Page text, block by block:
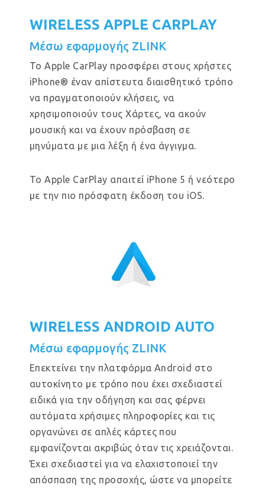
WIRELESS APPLE CARPLAY
Μέσω εφαρμογής ZLINK
Το Apple CarPlay προσφέρει στους χρήστες
iPhone® έναν απίστευτα διαισθητικό τρόπο
να πραγματοποιούν κλήσεις, να
χρησιμοποιούν τους Χάρτες, να ακούν
μουσική και να έχουν πρόσβαση σε
μηνύματα με μια λέξη ή ένα άγγιγμα.
Το Apple CarPlay απαιτεί iPhone 5 ή νεότερο
με την πιο πρόσφατη έκδοση του iOS.
WIRELESS ANDROID AUTO
Μέσω εφαρμογής ZLINK
Επεκτείνει την πλατφόρμα Android στο
αυτοκίνητο με τρόπο που έχει σχεδιαστεί
ειδικά για την οδήγηση και σας φέρνει
αυτόματα χρήσιμες πληροφορίες και τις
οργανώνει σε απλές κάρτες που
εμφανίζονται ακριβώς όταν τις χρειάζονται.
Έχει σχεδιαστεί για να ελαχιστοποιεί την
απόσπαση της προσοχής, ώστε να μπορείτε